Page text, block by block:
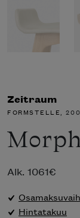
Zeitraum
FORMSTELLE,
Alk. 1061€
Hintatakuu